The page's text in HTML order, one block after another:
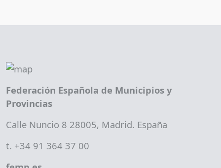
Federación Española de Municipios y
Provincias
Calle Nuncio 8 28005, Madrid. España
t. +34 91 364 37 00